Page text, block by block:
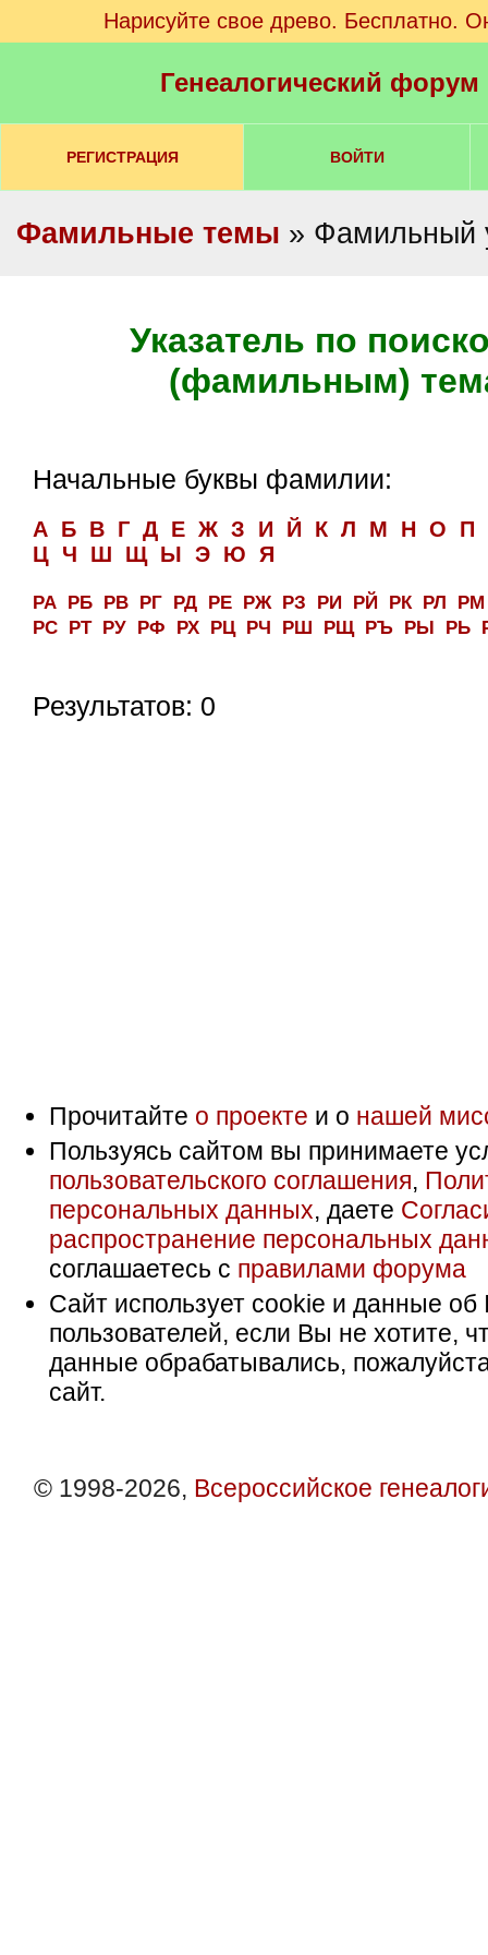
Нарисуйте свое древо. Бесплатно.
Генеалогический
РЕГИСТРАЦИЯ ВОЙТИ
Фамильные темы » Фамильный
Указатель по
(фамильным)
Начальные буквы фамилии:
А Б В Г Д Е Ж З И Й К Л М Н О
П
Ц Ч Ш Щ Ы Э Ю Я
РА РБ РВ РГ РД РЕ РЖ РЗ РИ РЙ РК РЛ
РМ
РС
РТ РУ РФ РХ РЦ РЧ РШ РЩ РЪ РЫ РЬ
Результатов: 0
Прочитайте о проекте и о нашей
Пользуясь сайтом вы принимаете
пользовательского соглашения,
персональных данных, даете
распространение персональных
соглашаетесь с правилами форума
Сайт использует cookie и данные об
пользователей, если Вы не хотите,
данные обрабатывались,
сайт.
© 1998-2026, Всероссийское